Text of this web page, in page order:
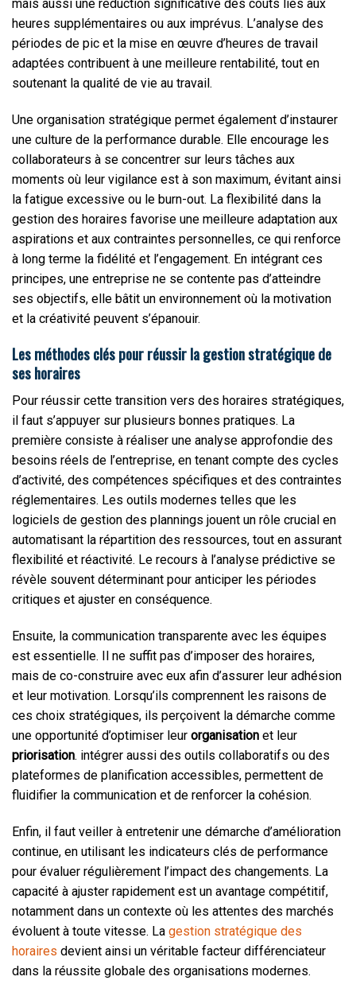
mais aussi une réduction significative des coûts liés aux
heures supplémentaires ou aux imprévus. L’analyse des
périodes de pic et la mise en œuvre d’heures de travail
adaptées contribuent à une meilleure rentabilité, tout en
soutenant la qualité de vie au travail.
Une organisation stratégique permet également d’instaurer
une culture de la performance durable. Elle encourage les
collaborateurs à se concentrer sur leurs tâches aux
moments où leur vigilance est à son maximum, évitant ainsi
la fatigue excessive ou le burn-out. La flexibilité dans la
gestion des horaires favorise une meilleure adaptation aux
aspirations et aux contraintes personnelles, ce qui renforce
à long terme la fidélité et l’engagement. En intégrant ces
principes, une entreprise ne se contente pas d’atteindre
ses objectifs, elle bâtit un environnement où la motivation
et la créativité peuvent s’épanouir.
Les méthodes clés pour réussir la gestion stratégique de
ses horaires
Pour réussir cette transition vers des horaires stratégiques,
il faut s’appuyer sur plusieurs bonnes pratiques. La
première consiste à réaliser une analyse approfondie des
besoins réels de l’entreprise, en tenant compte des cycles
d’activité, des compétences spécifiques et des contraintes
réglementaires. Les outils modernes telles que les
logiciels de gestion des plannings jouent un rôle crucial en
automatisant la répartition des ressources, tout en assurant
flexibilité et réactivité. Le recours à l’analyse prédictive se
révèle souvent déterminant pour anticiper les périodes
critiques et ajuster en conséquence.
Ensuite, la communication transparente avec les équipes
est essentielle. Il ne suffit pas d’imposer des horaires,
mais de co-construire avec eux afin d’assurer leur adhésion
et leur motivation. Lorsqu’ils comprennent les raisons de
ces choix stratégiques, ils perçoivent la démarche comme
une opportunité d’optimiser leur organisation et leur
priorisation. intégrer aussi des outils collaboratifs ou des
plateformes de planification accessibles, permettent de
fluidifier la communication et de renforcer la cohésion.
Enfin, il faut veiller à entretenir une démarche d’amélioration
continue, en utilisant les indicateurs clés de performance
pour évaluer régulièrement l’impact des changements. La
capacité à ajuster rapidement est un avantage compétitif,
notamment dans un contexte où les attentes des marchés
évoluent à toute vitesse. La gestion stratégique des
horaires devient ainsi un véritable facteur différenciateur
dans la réussite globale des organisations modernes.